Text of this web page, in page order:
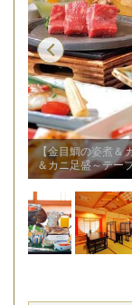
鯛の姿煮
ださい！
【金目鯛
＆カニ足